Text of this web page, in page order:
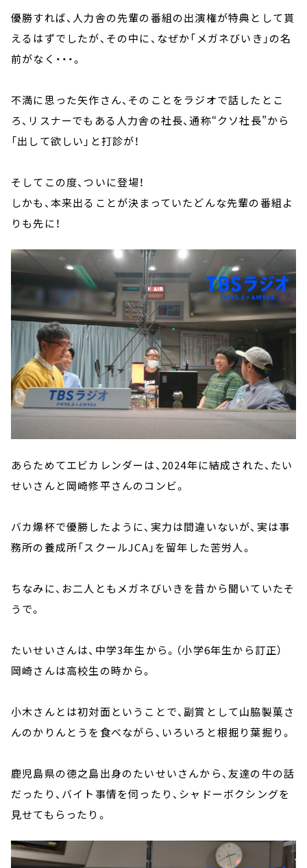
優勝すれば、人力舎の先輩の番組の出演権が特典として貰
えるはずでしたが、その中に、なぜか「メガネびいき」の名
前がなく・・・。
不満に思った矢作さん、そのことをラジオで話したとこ
ろ、リスナーでもある人力舎の社長、通称“クソ社長”から
「出して欲しい」と打診が！
そしてこの度、ついに登場！
しかも、本来出ることが決まっていたどんな先輩の番組よ
りも先に！
あらためてエビカレンダーは、2024年に結成された、たい
せいさんと岡崎修平さんのコンビ。
バカ爆杯で優勝したように、実力は間違いないが、実は事
務所の養成所「スクールJCA」を留年した苦労人。
ちなみに、お二人ともメガネびいきを昔から聞いていたそ
うで。
たいせいさんは、中学3年生から。（小学6年生から訂正）
岡崎さんは高校生の時から。
小木さんとは初対面ということで、副賞として山脇製菓さ
んのかりんとうを食べながら、いろいろと根掘り葉掘り。
鹿児島県の徳之島出身のたいせいさんから、友達の牛の話
だったり、バイト事情を伺ったり、シャドーボクシングを
見せてもらったり。